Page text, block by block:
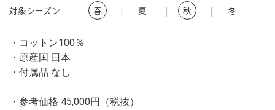
対象シーズン 春 夏 秋 冬
・コットン100％
・原産国 日本
・付属品 なし
・参考価格 45,000円（税抜）